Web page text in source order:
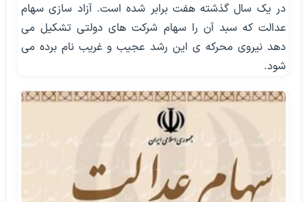
در یک سال گذشته هفت برابر شده است. آزاد سازی سهام
عدالت که سبد آن را سهام شرکت های دولتی تشکیل می
دهد نیروی محرکه ی این رشد عجیب و غریب نام برده می
شود.